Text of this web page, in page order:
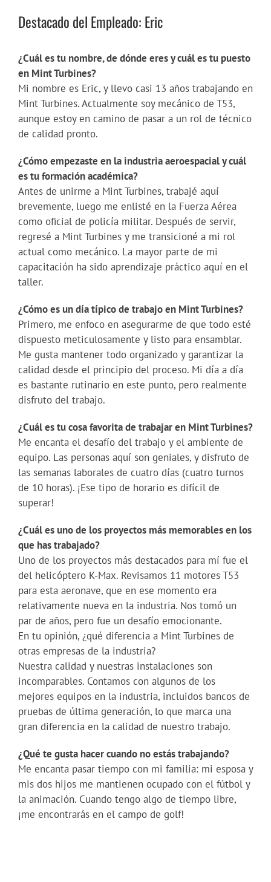
Destacado del Empleado: Eric
¿Cuál es tu nombre, de dónde eres y cuál es tu puesto
en Mint Turbines?
Mi nombre es Eric, y llevo casi 13 años trabajando en
Mint Turbines. Actualmente soy mecánico de T53,
aunque estoy en camino de pasar a un rol de técnico
de calidad pronto.
¿Cómo empezaste en la industria aeroespacial y cuál
es tu formación académica?
Antes de unirme a Mint Turbines, trabajé aquí
brevemente, luego me enlisté en la Fuerza Aérea
como oficial de policía militar. Después de servir,
regresé a Mint Turbines y me transicioné a mi rol
actual como mecánico. La mayor parte de mi
capacitación ha sido aprendizaje práctico aquí en el
taller.
¿Cómo es un día típico de trabajo en Mint Turbines?
Primero, me enfoco en asegurarme de que todo esté
dispuesto meticulosamente y listo para ensamblar.
Me gusta mantener todo organizado y garantizar la
calidad desde el principio del proceso. Mi día a día
es bastante rutinario en este punto, pero realmente
disfruto del trabajo.
¿Cuál es tu cosa favorita de trabajar en Mint Turbines?
Me encanta el desafío del trabajo y el ambiente de
equipo. Las personas aquí son geniales, y disfruto de
las semanas laborales de cuatro días (cuatro turnos
de 10 horas). ¡Ese tipo de horario es difícil de
superar!
¿Cuál es uno de los proyectos más memorables en los
que has trabajado?
Uno de los proyectos más destacados para mí fue el
del helicóptero K-Max. Revisamos 11 motores T53
para esta aeronave, que en ese momento era
relativamente nueva en la industria. Nos tomó un
par de años, pero fue un desafío emocionante.
En tu opinión, ¿qué diferencia a Mint Turbines de
otras empresas de la industria?
Nuestra calidad y nuestras instalaciones son
incomparables. Contamos con algunos de los
mejores equipos en la industria, incluidos bancos de
pruebas de última generación, lo que marca una
gran diferencia en la calidad de nuestro trabajo.
¿Qué te gusta hacer cuando no estás trabajando?
Me encanta pasar tiempo con mi familia: mi esposa y
mis dos hijos me mantienen ocupado con el fútbol y
la animación. Cuando tengo algo de tiempo libre,
¡me encontrarás en el campo de golf!